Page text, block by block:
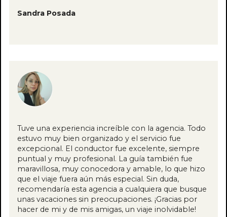
Sandra Posada
Tuve una experiencia increíble con la agencia. Todo
estuvo muy bien organizado y el servicio fue
excepcional. El conductor fue excelente, siempre
puntual y muy profesional. La guía también fue
maravillosa, muy conocedora y amable, lo que hizo
que el viaje fuera aún más especial. Sin duda,
recomendaría esta agencia a cualquiera que busque
unas vacaciones sin preocupaciones. ¡Gracias por
hacer de mi y de mis amigas, un viaje inolvidable!